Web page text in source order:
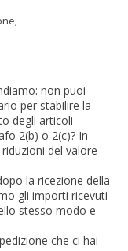
non puoi
per stabilire la
degli articoli
2(b) o 2(c)? In
del valore
la ricezione della
gli importi ricevuti
stesso modo e
che ci hai